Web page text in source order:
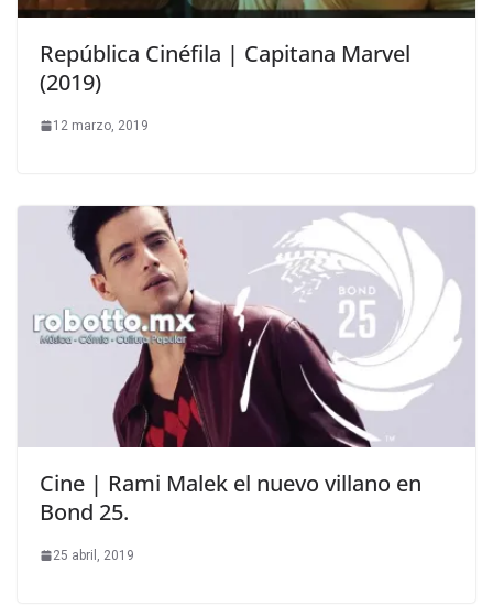
República Cinéfila | Capitana Marvel
(2019)
12 marzo, 2019
Cine | Rami Malek el nuevo villano en
Bond 25.
25 abril, 2019